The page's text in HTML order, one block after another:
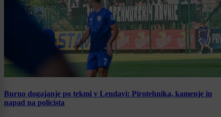
Burno dogajanje po tekmi v Lendavi: Pirotehnika, kamenje in
napad na policista